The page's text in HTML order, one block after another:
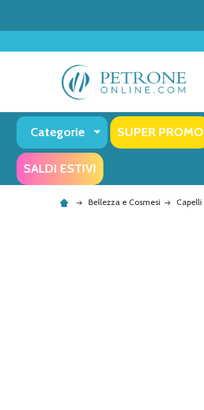
Categorie SUPER PROMO
SALDI ESTIVI
Bellezza e Cosmesi Capelli